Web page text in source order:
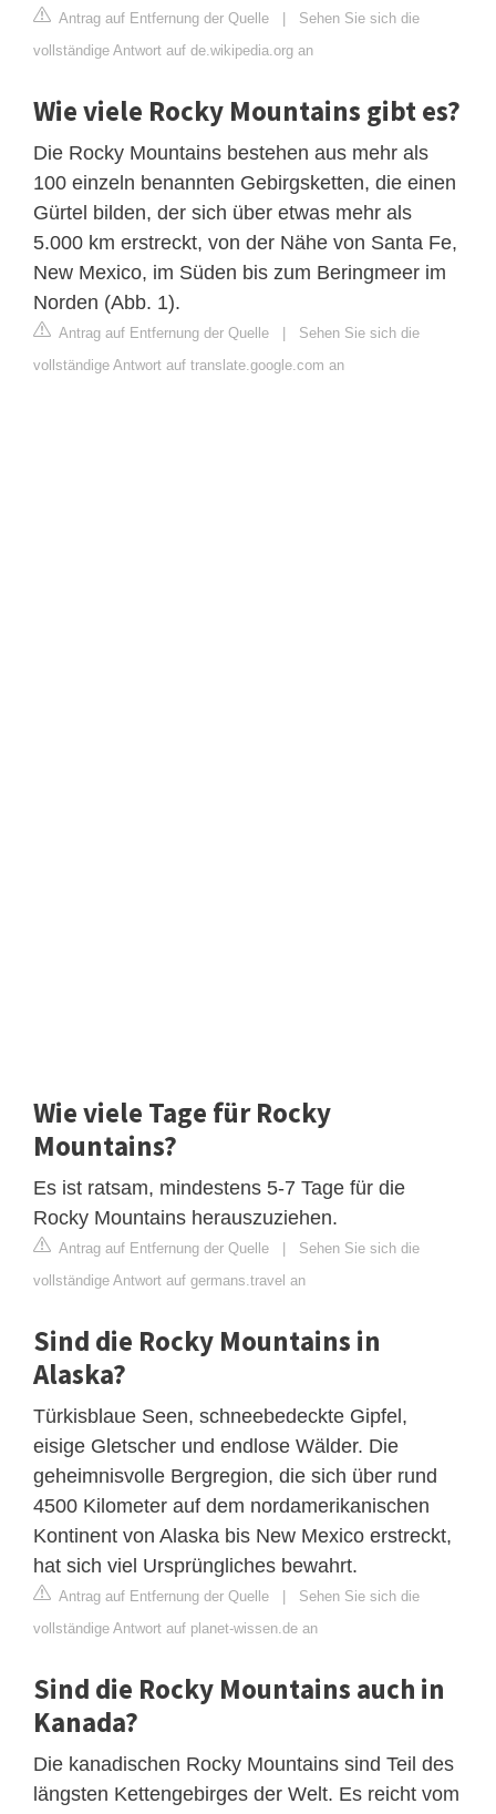
Antrag auf Entfernung der Quelle | Sehen Sie sich die
vollständige Antwort auf de.wikipedia.org an
Wie viele Rocky Mountains gibt es?
Die Rocky Mountains bestehen aus mehr als
100 einzeln benannten Gebirgsketten, die einen
Gürtel bilden, der sich über etwas mehr als
5.000 km erstreckt, von der Nähe von Santa Fe,
New Mexico, im Süden bis zum Beringmeer im
Norden (Abb. 1).
Antrag auf Entfernung der Quelle | Sehen Sie sich die
vollständige Antwort auf translate.google.com an
Wie viele Tage für Rocky
Mountains?
Es ist ratsam, mindestens 5-7 Tage für die
Rocky Mountains herauszuziehen.
Antrag auf Entfernung der Quelle | Sehen Sie sich die
vollständige Antwort auf germans.travel an
Sind die Rocky Mountains in
Alaska?
Türkisblaue Seen, schneebedeckte Gipfel,
eisige Gletscher und endlose Wälder. Die
geheimnisvolle Bergregion, die sich über rund
4500 Kilometer auf dem nordamerikanischen
Kontinent von Alaska bis New Mexico erstreckt,
hat sich viel Ursprüngliches bewahrt.
Antrag auf Entfernung der Quelle | Sehen Sie sich die
vollständige Antwort auf planet-wissen.de an
Sind die Rocky Mountains auch in
Kanada?
Die kanadischen Rocky Mountains sind Teil des
längsten Kettengebirges der Welt. Es reicht vom